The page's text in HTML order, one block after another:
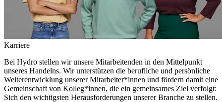
Karriere
Bei Hydro stellen wir unsere Mitarbeitenden in den Mittelpunkt
unseres Handelns. Wir unterstützen die berufliche und persönliche
Weiterentwicklung unserer Mitarbeiter*innen und fördern damit eine
Gemeinschaft von Kolleg*innen, die ein gemeinsames Ziel verfolgt:
Sich den wichtigsten Herausforderungen unserer Branche zu stellen.